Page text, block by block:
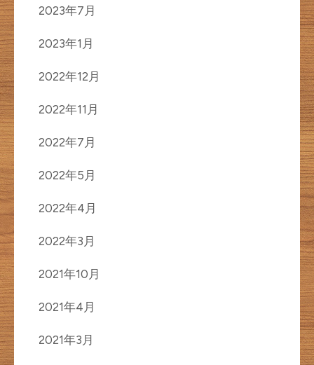
2023年7月
2023年1月
2022年12月
2022年11月
2022年7月
2022年5月
2022年4月
2022年3月
2021年10月
2021年4月
2021年3月